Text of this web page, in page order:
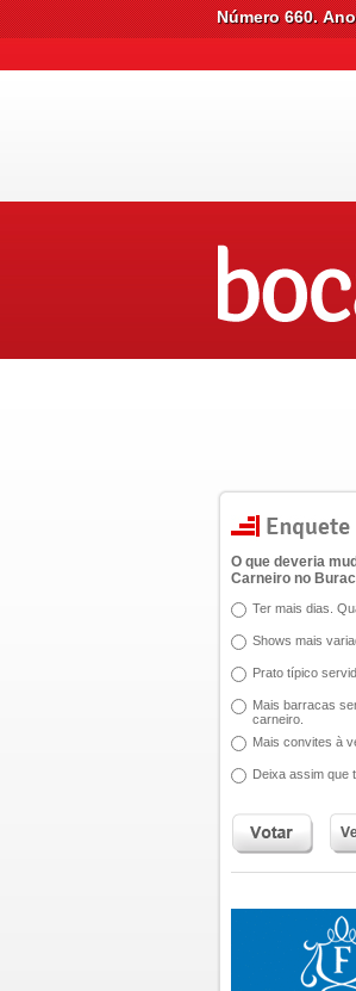
Número
O que deveria
Carneiro no
Ter mais dias.
Shows mais
Prato típico
Mais barracas
carneiro.
Mais convites à
Deixa assim que